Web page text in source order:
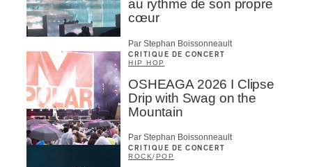
au rythme de son propre
cœur
Par Stephan Boissonneault
CRITIQUE DE CONCERT
HIP HOP
OSHEAGA 2026 I Clipse
Drip with Swag on the
Mountain
Par Stephan Boissonneault
CRITIQUE DE CONCERT
ROCK/POP